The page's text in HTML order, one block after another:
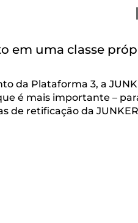
em uma classe
da Plataforma 3, a
é mais importante –
de retificação da